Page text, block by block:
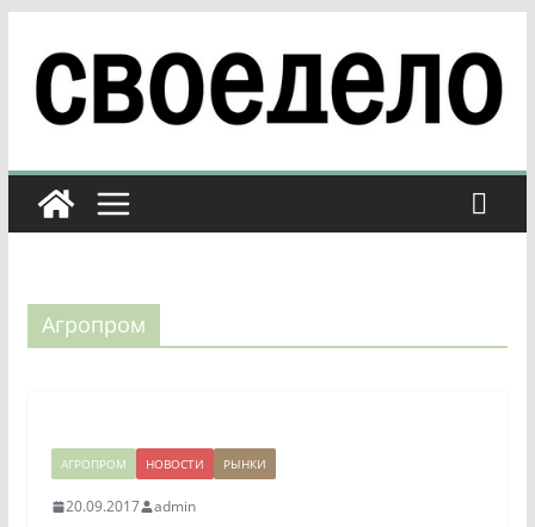
содержимому
Агропром
АГРОПРОМ НОВОСТИ РЫНКИ
20.09.2017 admin